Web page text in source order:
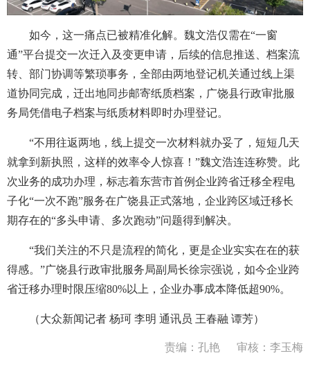
如今，这一痛点已被精准化解。魏文浩仅需在“一窗
通”平台提交一次迁入及变更申请，后续的信息推送、档案流
转、部门协调等繁琐事务，全部由两地登记机关通过线上渠
道协同完成，迁出地同步邮寄纸质档案，广饶县行政审批服
务局凭借电子档案与纸质材料即时办理登记。
“不用往返两地，线上提交一次材料就办妥了，短短几天
就拿到新执照，这样的效率令人惊喜！”魏文浩连连称赞。此
次业务的成功办理，标志着东营市首例企业跨省迁移全程电
子化“一次不跑”服务在广饶县正式落地，企业跨区域迁移长
期存在的“多头申请、多次跑动”问题得到解决。
“我们关注的不只是流程的简化，更是企业实实在在的获
得感。”广饶县行政审批服务局副局长徐宗强说，如今企业跨
省迁移办理时限压缩80%以上，企业办事成本降低超90%。
（大众新闻记者 杨珂 李明 通讯员 王春融 谭芳）
责编：孔艳 审核：李玉梅